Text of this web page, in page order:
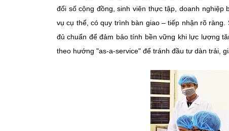
đổi số cộng đồng, sinh viên thực tập, doanh
vụ cụ thể, có quy trình bàn giao – tiếp nhận rõ
đủ chuẩn để đảm bảo tính bền vững khi lực lượng
theo hướng "as-a-service" để tránh đầu tư dàn trải,